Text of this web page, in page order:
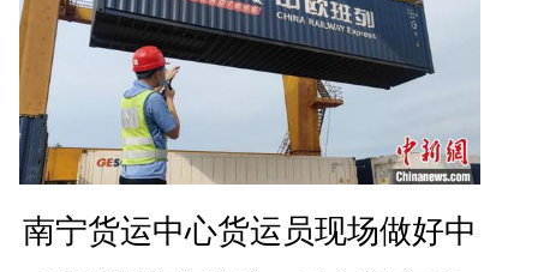
南宁货运中心货运员现场做好中